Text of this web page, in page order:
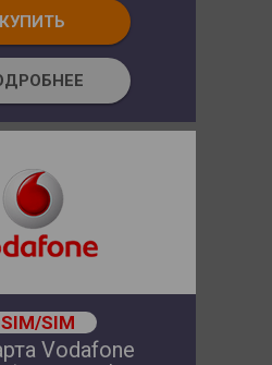
КУПИТЬ
SIM
Vodafone